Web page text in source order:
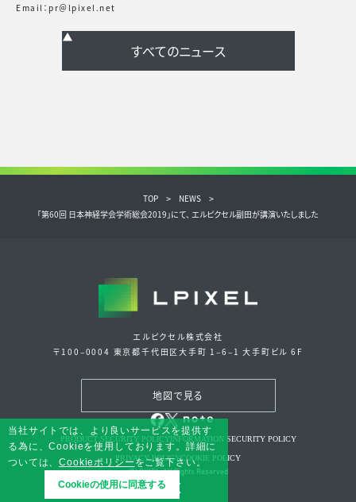
Email：pr＠lpixel.net
当社サイトでは、より良いサービスを提供す
る為に、Cookieを使用しております。詳細に
ついては、Cookieポリシーをご覧下さい。
Cookieの使用に同意する
x
TOP
NEWS
「第60回 日本神経学会学術総会2019」にて、 エルピクセル副田が講演いたしました
エルピクセル株式会社
〒100‒0004 東京都千代田区大手町 1‒6‒1 大手町ビル 6F
地図で見る
PRODUCT SECURITY POLICY INFORMATION SECURITY POLICY
PRIVACY POLICYCOOKIE POLICY
©LPIXEL. All Rights Reserved